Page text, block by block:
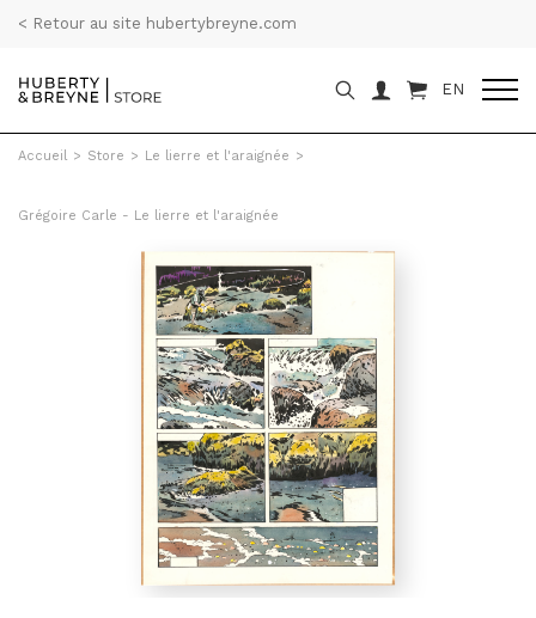
< Retour au site hubertybreyne.com
EN
Accueil > Store > Le lierre et l'araignée >
Grégoire Carle - Le lierre et l'araignée